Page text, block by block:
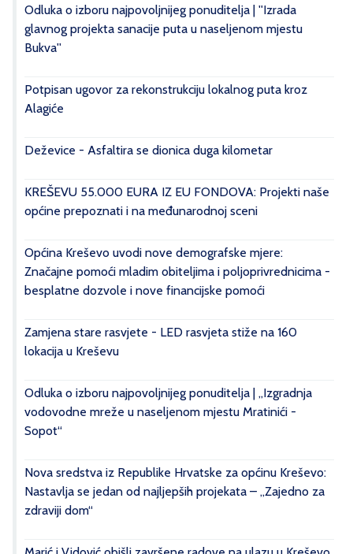
Odluka o izboru najpovoljnijeg ponuditelja | ''Izrada
glavnog projekta sanacije puta u naseljenom mjestu
Bukva''
Potpisan ugovor za rekonstrukciju lokalnog puta kroz
Alagiće
Deževice - Asfaltira se dionica duga kilometar
KREŠEVU 55.000 EURA IZ EU FONDOVA: Projekti naše
općine prepoznati i na međunarodnoj sceni
Općina Kreševo uvodi nove demografske mjere:
Značajne pomoći mladim obiteljima i poljoprivrednicima -
besplatne dozvole i nove financijske pomoći
Zamjena stare rasvjete - LED rasvjeta stiže na 160
lokacija u Kreševu
Odluka o izboru najpovoljnijeg ponuditelja | „Izgradnja
vodovodne mreže u naseljenom mjestu Mratinići -
Sopot“
Nova sredstva iz Republike Hrvatske za općinu Kreševo:
Nastavlja se jedan od najljepših projekata – „Zajedno za
zdraviji dom“